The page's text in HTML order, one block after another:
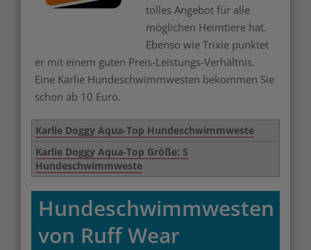
tolles Angebot für alle
möglichen Heimtiere hat.
Ebenso wie Trixie punktet
er mit einem guten Preis-Leistungs-Verhältnis.
Eine Karlie Hundeschwimmwesten bekommen Sie
schon ab 10 Euro.
Karlie Doggy Aqua-Top Hundeschwimmweste
Karlie Doggy Aqua-Top Größe: S
Hundeschwimmweste
Hundeschwimmwesten
von Ruff Wear